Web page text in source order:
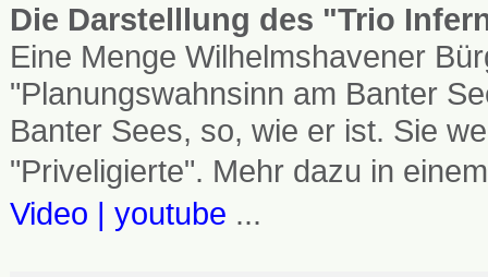
Die Darstelllung des "Trio
Eine Menge Wilhelmshavener
"Planungswahnsinn am Banter
Banter Sees, so, wie er ist. Sie
"Priveligierte". Mehr dazu in
Video | youtube ...